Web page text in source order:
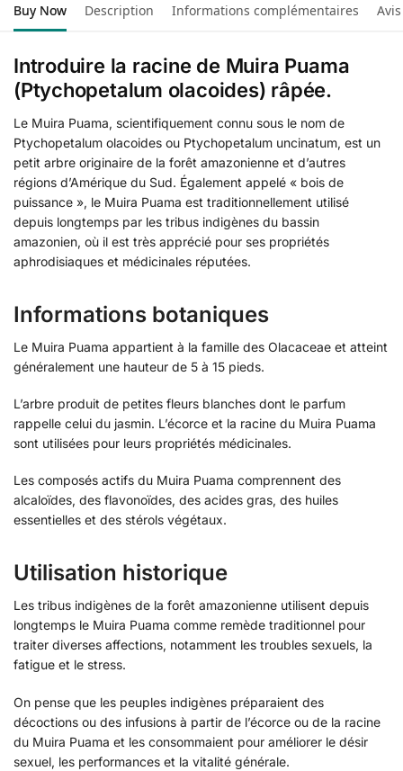
Buy Now Description Informations complémentaires Avis
Introduire la racine de Muira Puama
(Ptychopetalum olacoides) râpée.
Le Muira Puama, scientifiquement connu sous le nom de
Ptychopetalum olacoides ou Ptychopetalum uncinatum, est un
petit arbre originaire de la forêt amazonienne et d’autres
régions d’Amérique du Sud. Également appelé « bois de
puissance », le Muira Puama est traditionnellement utilisé
depuis longtemps par les tribus indigènes du bassin
amazonien, où il est très apprécié pour ses propriétés
aphrodisiaques et médicinales réputées.
Informations botaniques
Le Muira Puama appartient à la famille des Olacaceae et atteint
généralement une hauteur de 5 à 15 pieds.
L’arbre produit de petites fleurs blanches dont le parfum
rappelle celui du jasmin. L’écorce et la racine du Muira Puama
sont utilisées pour leurs propriétés médicinales.
Les composés actifs du Muira Puama comprennent des
alcaloïdes, des flavonoïdes, des acides gras, des huiles
essentielles et des stérols végétaux.
Utilisation historique
Les tribus indigènes de la forêt amazonienne utilisent depuis
longtemps le Muira Puama comme remède traditionnel pour
traiter diverses affections, notamment les troubles sexuels, la
fatigue et le stress.
On pense que les peuples indigènes préparaient des
décoctions ou des infusions à partir de l’écorce ou de la racine
du Muira Puama et les consommaient pour améliorer le désir
sexuel, les performances et la vitalité générale.